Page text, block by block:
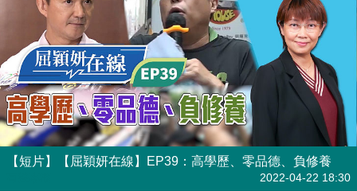
【短片】【屈穎妍在線】EP39：高學歷、零品德、負修養
2022-04-22 18:30